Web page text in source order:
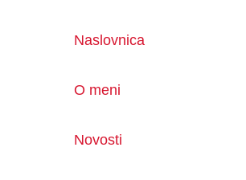
Naslovnica
O meni
Novosti